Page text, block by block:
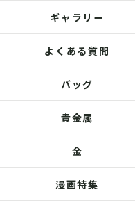
ギャラリー
よくある質問
バッグ
貴金属
金
漫画特集